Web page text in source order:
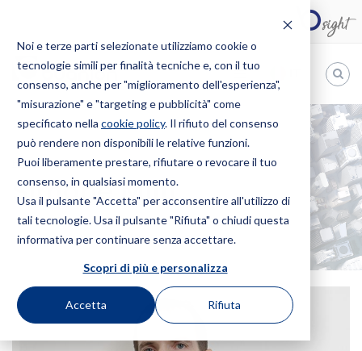
Noi e terze parti selezionate utilizziamo cookie o
tecnologie simili per finalità tecniche e, con il tuo
consenso, anche per "miglioramento dell'esperienza",
"misurazione" e "targeting e pubblicità" come
specificato nella cookie policy. Il rifiuto del consenso
può rendere non disponibili le relative funzioni.
Puoi liberamente prestare, rifiutare o revocare il tuo
consenso, in qualsiasi momento.
Usa il pulsante "Accetta" per acconsentire all'utilizzo di
tali tecnologie. Usa il pulsante "Rifiuta" o chiudi questa
informativa per continuare senza accettare.
Scopri di più e personalizza
Accetta Rifiuta
Bugnion
The
way
HOME PROFESSIONISTI SIMONE MILLI
Simone Milli